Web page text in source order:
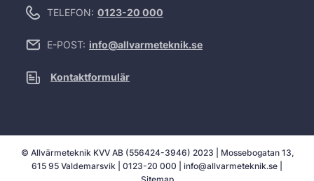
TELEFON: 0123-20 000
E-POST: info@allvarmeteknik.se
Kontaktformulär
© Allvärmeteknik KVV AB (556424-3946) 2023 | Mossebogatan 13,
615 95 Valdemarsvik | 0123-20 000 info@allvarmeteknik.se